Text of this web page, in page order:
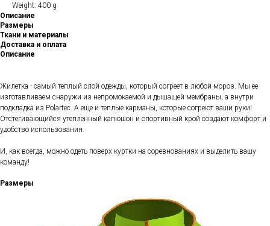
Weight: 400 g
Описание
Размеры
Ткани и материалы
Доставка и оплата
Описание
Жилетка - самый теплый слой одежды, который согреет в любой мороз. Мы ее
изготавливаем снаружи из непромокаемой и дышащей мембраны, а внутри
подкладка из Polartec. А еще и теплые карманы, которые согреют ваши руки!
Отстегивающийся утепленный капюшон и спортивный крой создают комфорт и
удобство использования.
И, как всегда, можно одеть поверх куртки на соревнованиях и выделить вашу
команду!
Размеры